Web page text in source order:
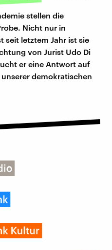
stellen die
Nicht nur in
seit letztem Jahr ist sie
von Jurist Udo Di
er eine Antwort auf
demokratischen